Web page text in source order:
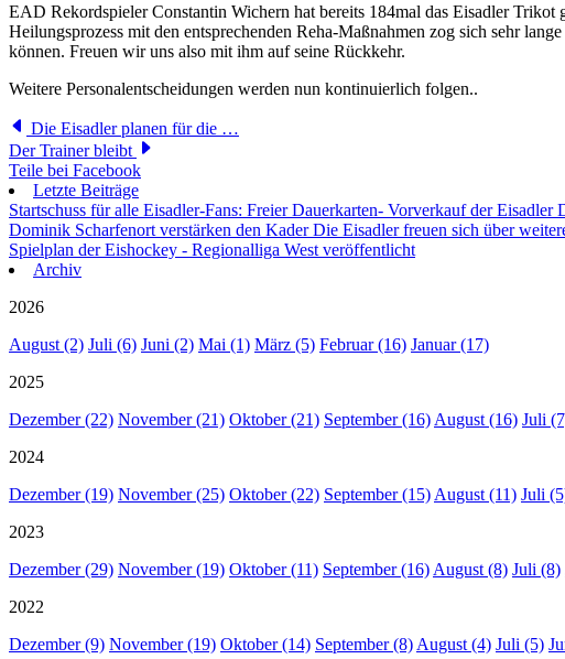
EAD Rekordspieler Constantin Wichern hat bereits 184mal das Eisadler
Heilungsprozess mit den entsprechenden Reha-Maßnahmen zog sich sehr
können. Freuen wir uns also mit ihm auf seine Rückkehr.
Weitere Personalentscheidungen werden nun kontinuierlich folgen..
Die Eisadler planen für die …
Der Trainer bleibt
Teile bei Facebook
Letzte Beiträge
Startschuss für alle Eisadler-Fans: Freier Dauerkarten- Vorverkauf der
Dominik Scharfenort verstärken den KaderDie Eisadler freuen sich über
Spielplan der Eishockey - Regionalliga West veröffentlicht
Archiv
2026
August (2) Juli (6) Juni (2) Mai (1) März (5) Februar (16) Januar (17)
2025
Dezember (22) November (21) Oktober (21) September (16) August (16) Juli
2024
Dezember (19) November (25) Oktober (22) September (15) August (11) Juli
2023
Dezember (29) November (19) Oktober (11) September (16) August (8) Juli (8)
2022
Dezember (9) November (19) Oktober (14) September (8) August (4) Juli (5)